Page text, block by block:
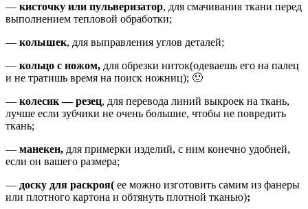
— кисточку или пульверизатор, для смачивания ткани перед
выполнением тепловой обработки;
— колышек, для выправления углов деталей;
— кольцо с ножом, для обрезки ниток(одеваешь его на палец
и не тратишь время на поиск ножниц); 🙂
— колесик — резец, для перевода линий выкроек на ткань,
лучше если зубчики не очень большие, чтобы не повредить
ткань;
— манекен, для примерки изделий, с ним конечно удобней,
если он вашего размера;
— доску для раскроя( ее можно изготовить самим из фанеры
или плотного картона и обтянуть плотной тканью);